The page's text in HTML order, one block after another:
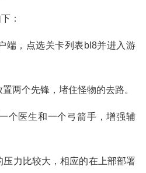
：
端，点选关卡列表bl8并进入游
两个先锋，堵住怪物的去路。
个医生和一个弓箭手，增强辅
力比较大，相应的在上部部署